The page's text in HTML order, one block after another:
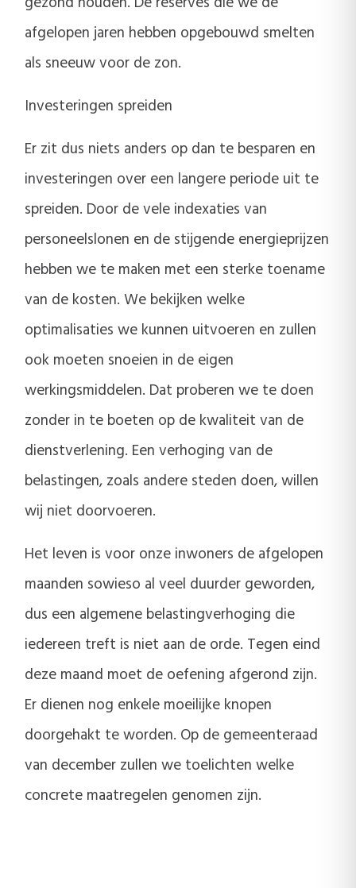
afgelopen jaren hebben opgebouwd smelten
als sneeuw voor de zon.
Investeringen spreiden
Er zit dus niets anders op dan te besparen en
investeringen over een langere periode uit te
spreiden. Door de vele indexaties van
personeelslonen en de stijgende energieprijzen
hebben we te maken met een sterke toename
van de kosten. We bekijken welke
optimalisaties we kunnen uitvoeren en zullen
ook moeten snoeien in de eigen
werkingsmiddelen. Dat proberen we te doen
zonder in te boeten op de kwaliteit van de
dienstverlening. Een verhoging van de
belastingen, zoals andere steden doen, willen
wij niet doorvoeren.
Het leven is voor onze inwoners de afgelopen
maanden sowieso al veel duurder geworden,
dus een algemene belastingverhoging die
iedereen treft is niet aan de orde. Tegen eind
deze maand moet de oefening afgerond zijn.
Er dienen nog enkele moeilijke knopen
doorgehakt te worden. Op de gemeenteraad
van december zullen we toelichten welke
concrete maatregelen genomen zijn.